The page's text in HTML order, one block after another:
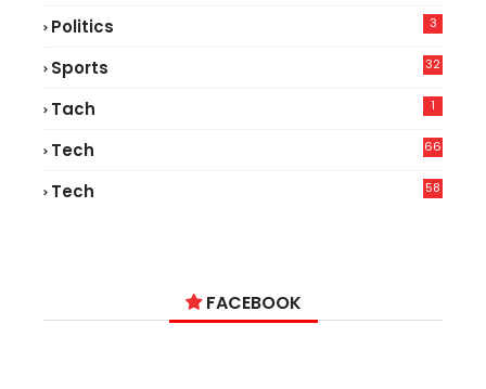
Politics 3
Sports 32
Tach 1
Tech
66
Tech
58
FACEBOOK